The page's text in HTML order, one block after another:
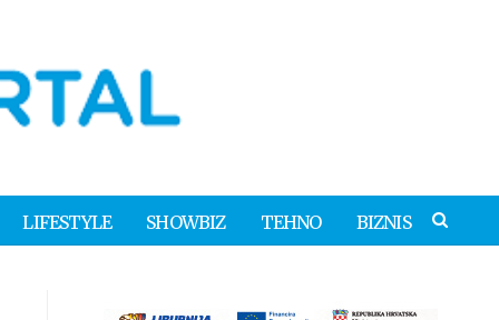
LIFESTYLE SHOWBIZ TEHNO BIZNIS